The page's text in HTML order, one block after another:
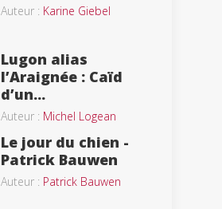
Auteur : Karine Giebel
Lugon alias
l’Araignée : Caïd
d’un...
Auteur : Michel Logean
Le jour du chien -
Patrick Bauwen
Auteur : Patrick Bauwen